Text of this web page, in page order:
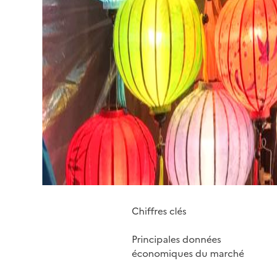
Chiffres clés
Principales données
économiques du marché